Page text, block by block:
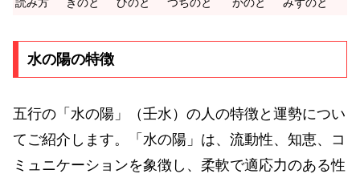
水の陽の特徴
五行の「水の陽」（壬水）の人の特徴と運勢につい
てご紹介します。「水の陽」は、流動性、知恵、コ
ミュニケーションを象徴し、柔軟で適応力のある性